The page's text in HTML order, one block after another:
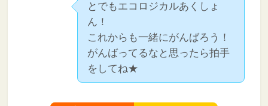
とでもエコロジカルあくしょ
ん！
これからも一緒にがんばろう！
がんばってるなと思ったら拍手
をしてね★